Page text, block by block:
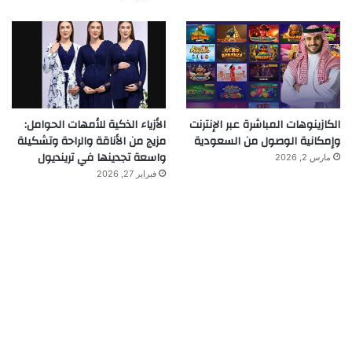
الكازينوهات المباشرة عبر الإنترنت
وإمكانية الوصول من السعودية
مارس 2, 2026
الأزياء الذكية للأمهات الحوامل:
مزيج من الأناقة والراحة وتشكيلة
واسعة تجدينها في ترينديول
فبراير 27, 2026